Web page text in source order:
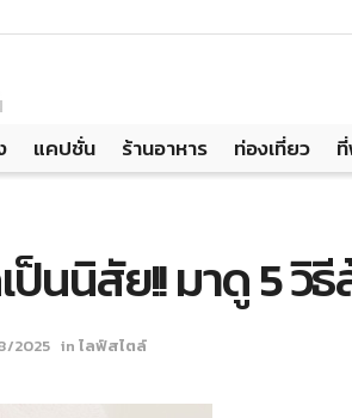
แคปชั่น ร้านอาหาร ท่องเที่ยว
นนิสัย!! มาดู 5 วิ
2025 in ไลฟ์สไตล์